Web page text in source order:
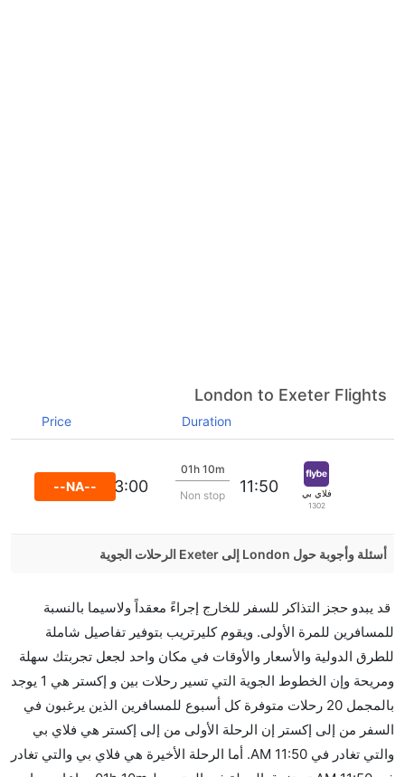
London to Exeter Flights
Duration
Price
فلاي بي
1302
11:50
01h 10m
Non stop
13:00
--NA--
أسئلة وأجوبة حول London إلى Exeter الرحلات الجوية
مباشرة من إلىإكستر مما تستغرقه الخطوط الجوية الأخرى؟
نعم. توفر كل من Aurigny Air أسرع رحلات الطيران على
هذا الطريق،
هل توفر شركات الطيران مساحة إضافية للنوم؟
كثير من خطوط طيران درجة رجال الأعمال توفر مساحة
إضافية للنوم.
قد يبدو حجز التذاكر للسفر للخارج إجراءً معقداً ولاسيما بالنسبة
للمسافرين للمرة الأولى. ويقوم كليرتريب بتوفير تفاصيل شاملة
للطرق الدولية والأسعار والأوقات في مكان واحد لجعل تجربتك سهلة
ومريحة وإن الخطوط الجوية التي تسير رحلات بين و إكستر هي 1 يوجد
بالمجمل 20 رحلات متوفرة كل أسبوع للمسافرين الذين يرغبون في
السفر من إلى إكستر إن الرحلة الأولى من إلى إكستر هي فلاي بي
والتي تغادر في 11:50 AM. أما الرحلة الأخيرة هي فلاي بي والتي تغادر